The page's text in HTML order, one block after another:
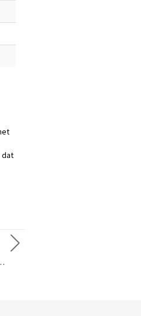
dat
geboortesteen.